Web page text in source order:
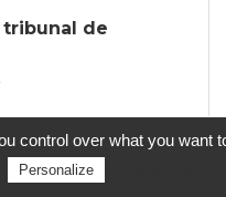
de
control over what you want
Personalize